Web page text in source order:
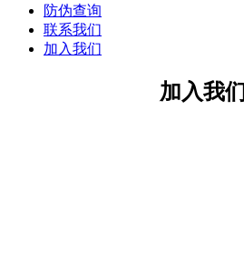
防伪查询
联系我们
加入我们
加入我们